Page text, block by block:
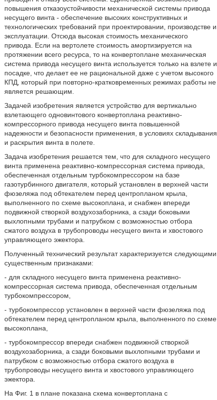
повышения отказоустойчивости механической системы привода
несущего винта - обеспечение высоких конструктивных и
технологических требований при проектировании, производстве и
эксплуатации. Отсюда высокая стоимость механического
привода. Если на вертолете стоимость амортизируется на
протяжении всего ресурса, то на конвертоплане механическая
система привода несущего винта используется только на взлете и
посадке, что делает ее не рациональной даже с учетом высокого
КПД, который при повторно-кратковременных режимах работы не
является решающим.
Задачей изобретения является устройство для вертикально
взлетающего одновинтового конвертоплана реактивно-
компрессорного привода несущего винта повышенной
надежности и безопасности применения, в условиях складывания
и раскрытия винта в полете.
Задача изобретения решается тем, что для складного несущего
винта применена реактивно-компрессорная система привода,
обеспеченная отдельным турбокомпрессором на базе
газотурбинного двигателя, который установлен в верхней части
фюзеляжа под обтекателем перед центропланом крыла,
выполненного по схеме высокоплана, и снабжен впереди
подвижной створкой воздухозаборника, а сзади боковыми
выхлопными трубами и патрубком с возможностью отбора
сжатого воздуха в трубопроводы несущего винта и хвостового
управляющего эжектора.
Полученный технический результат характеризуется следующими
существенным признаками:
- для складного несущего винта применена реактивно-
компрессорная система привода, обеспеченная отдельным
турбокомпрессором,
- турбокомпрессор установлен в верхней части фюзеляжа под
обтекателем перед центропланом крыла, выполненного по схеме
высокоплана,
- турбокомпрессор впереди снабжен подвижной створкой
воздухозаборника, а сзади боковыми выхлопными трубами и
патрубком с возможностью отбора сжатого воздуха в
трубопроводы несущего винта и хвостового управляющего
эжектора.
На Фиг. 1 в плане показана схема конвертоплана с